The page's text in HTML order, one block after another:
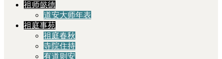
祖师懿德
道安大师年表
祖庭事苑
祖庭春秋
寺院住持
有道则安